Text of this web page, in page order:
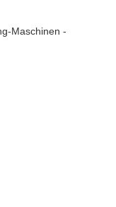
Maschinen -